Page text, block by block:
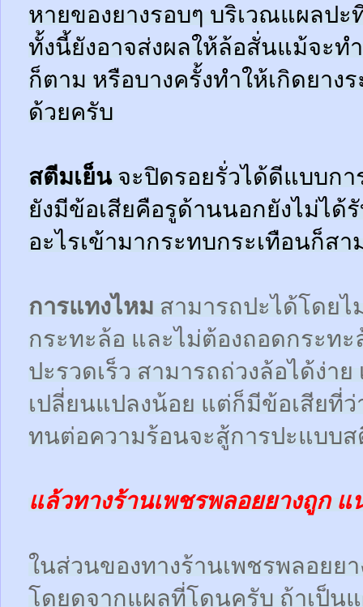
หายของยางรอบๆ บริเวณแผลป
ทั้งนี้ยังอาจส่งผลให้ล้อสั่นแม้จะท
ก็ตาม หรือบางครั้งทำให้เกิดยา
ด้วยครับ
สตีมเย็นจะปิดรอยรั่วได้ดีแบบก
ยังมีข้อเสียคือรูด้านนอกยังไม่ได้
อะไรเข้ามากระทบกระเทือนก็ส
การแทงไหม สามารถปะได้โดยไ
กระทะล้อ และไม่ต้องถอดกระทะ
ปะรวดเร็ว สามารถถ่วงล้อได้ง่า
เปลี่ยนแปลงน้อย แต่ก็มีข้อเสียที่
ทนต่อความร้อนจะสู้การปะแบบ
แล้วทางร้านเพชรพลอยยางถูก
ในส่วนของทางร้านเพชรพลอยย
โดยดูจากแผลที่โดนครับ ถ้าเป็น